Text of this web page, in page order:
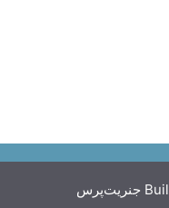
جنریت‌پرس